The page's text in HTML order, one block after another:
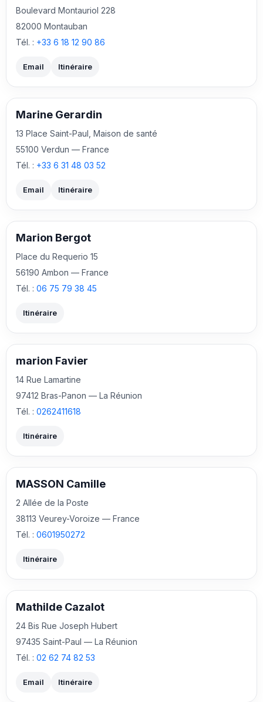
Boulevard Montauriol 228
82000 Montauban
Tél. : +33 6 18 12 90 86
Email Itinéraire
Marine Gerardin
13 Place Saint-Paul, Maison de santé
55100 Verdun — France
Tél. : +33 6 31 48 03 52
Email Itinéraire
Marion Bergot
Place du Requerio 15
56190 Ambon — France
Tél. : 06 75 79 38 45
Itinéraire
marion Favier
14 Rue Lamartine
97412 Bras-Panon — La Réunion
Tél. : 0262411618
Itinéraire
MASSON Camille
2 Allée de la Poste
38113 Veurey-Voroize — France
Tél. : 0601950272
Itinéraire
Mathilde Cazalot
24 Bis Rue Joseph Hubert
97435 Saint-Paul — La Réunion
Tél. : 02 62 74 82 53
Email Itinéraire